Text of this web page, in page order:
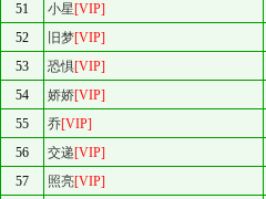
51
小星[VIP]
52
旧梦[VIP]
53
恐惧[VIP]
54
娇娇[VIP]
55
乔[VIP]
56
交递[VIP]
57
照亮[VIP]